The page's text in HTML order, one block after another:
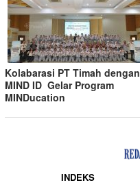
Kolabarasi PT Timah dengan
MIND ID Gelar Program
MINDucation
INDEKS